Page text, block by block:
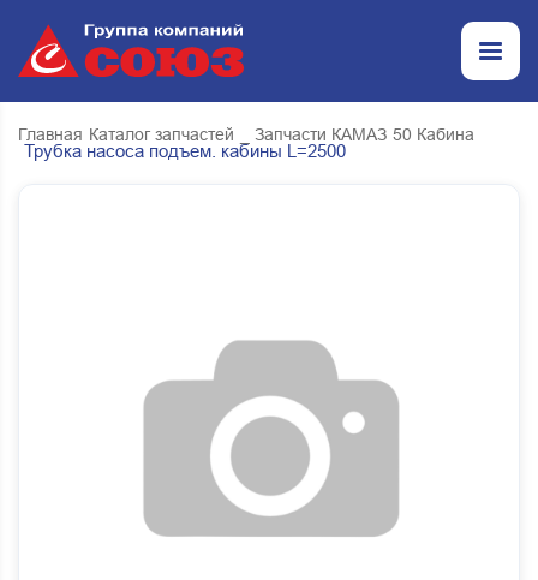
Главная Каталог запчастей _ Запчасти КАМАЗ 50 Кабина
Трубка насоса подъем. кабины L=2500